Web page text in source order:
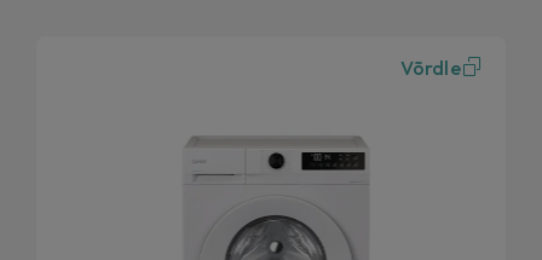
Võrdle